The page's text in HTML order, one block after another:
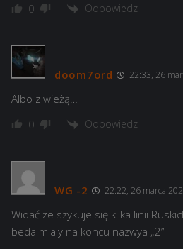
0 Odpowiedz
doom7ord 22:33, 26
Albo z wieżą…
0 Odpowiedz
WG -2 22:22, 26 marca
Widać że szykuje się kilka linii
beda mialy na koncu nazwya „2”